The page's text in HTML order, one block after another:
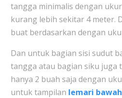
tangga minimalis dengan
kurang lebih sekitar 4 meter.
buat berdasarkan dengan
Dan untuk bagian sisi sudut
tangga atau bagian siku juga
hanya 2 buah saja dengan
untuk tampilan lemari